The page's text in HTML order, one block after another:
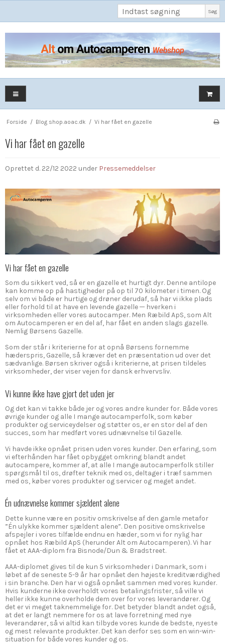
Søg
Forside / Blog shop.aoac.dk / Vi har fået en gazelle
Vi har fået en gazelle
Oprettet d. 22/12 2022 under Pressemeddelser
Vi har fået en gazelle
Som du sikkert ved, så er en gazelle et hurtigt dyr. Denne antilope
kan komme op på hastigheder på op til 70 kilometer i timen. Og
selv om vi både er hurtige og drøner derudaf, så har vi ikke plads
eller forhold til at have en levende gazelle ─ hverken i
virksomheden eller vores autocamper. Men Ræbild ApS, som Alt
om Autocamperen er en del af, har fået en anden slags gazelle.
Nemlig Børsens Gazelle.
Som der står i kriterierne for at opnå Børsens fornemme
hæderspris, Gazelle, så kræver det en præsentation ud over det
sædvanlige. Børsen skriver også i kriterierne, at prisen tildeles
virksomheder, der viser vejen for dansk erhvervsliv.
Vi kunne ikke have gjort det uden jer
Og det kan vi takke både jer og vores andre kunder for. Både vores
øvrige kunder og alle I mange autocamperfolk, som køber
produkter og serviceydelser og støtter os, er en stor del af den
succes, som har medført vores udnævnelse til Gazelle.
Vi havde ikke opnået prisen uden vores kunder. Den erfaring, som
vi efterhånden har fået opbygget omkring blandt andet
autocampere, kommer af, at alle I mange autocamperfolk stiller
spørgsmål til os, drøfter teknik med os, deltager i træf sammen
med os, køber vores produkter og servicer og meget andet.
Én udnævnelse kommer sjældent alene
Dette kunne være en positiv omskrivelse af den gamle metafor
”Én ulykke kommer sjældent alene”. Den positive omskrivelse
afspejler i vores tilfælde endnu en hæder, som vi for nylig har
opnået hos Ræbild ApS (herunder Alt om Autocamperen). Vi har
fået et AAA-diplom fra Bisnode/Dun & Bradstreet.
AAA-diplomet gives til de kun 5 virksomheder i Danmark, som i
løbet af de seneste 5-9 år har opnået den højeste kreditværdighed
i sin branche. Den har vi også opnået sammen med vores kunder.
Hvis kunderne ikke overholdt vores betalingsfrister, så ville vi
heller ikke kunne overholde dem over for vores leverandører. Og
det er vi meget taknemmelige for. Det betyder blandt andet også,
at det er langt nemmere for os at lave forretning med nye
leverandører, så vi altid kan tilbyde vores kunde de bedste, nyeste
og mest relevante produkter. Det kan derfor ses som en win-win-
situation for både vores kunder og os.